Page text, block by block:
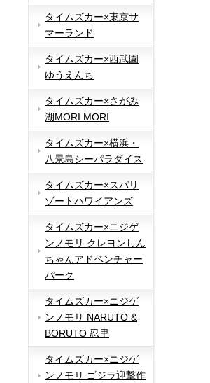
タイムズカー×東京サ
マーランド
タイムズカー×西武園
ゆうえんち
タイムズカー×さがみ
湖MORI MORI
タイムズカー×横浜・
八景島シーパラダイス
タイムズカー×スパリ
ゾートハワイアンズ
タイムズカー×ニジゲ
ンノモリ クレヨンしん
ちゃんアドベンチャー
パーク
タイムズカー×ニジゲ
ンノモリ NARUTO &
BORUTO 忍里
タイムズカー×ニジゲ
ンノモリ ゴジラ迎撃作